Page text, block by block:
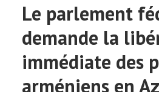
Le parlement
demande la
immédiate des
arméniens en